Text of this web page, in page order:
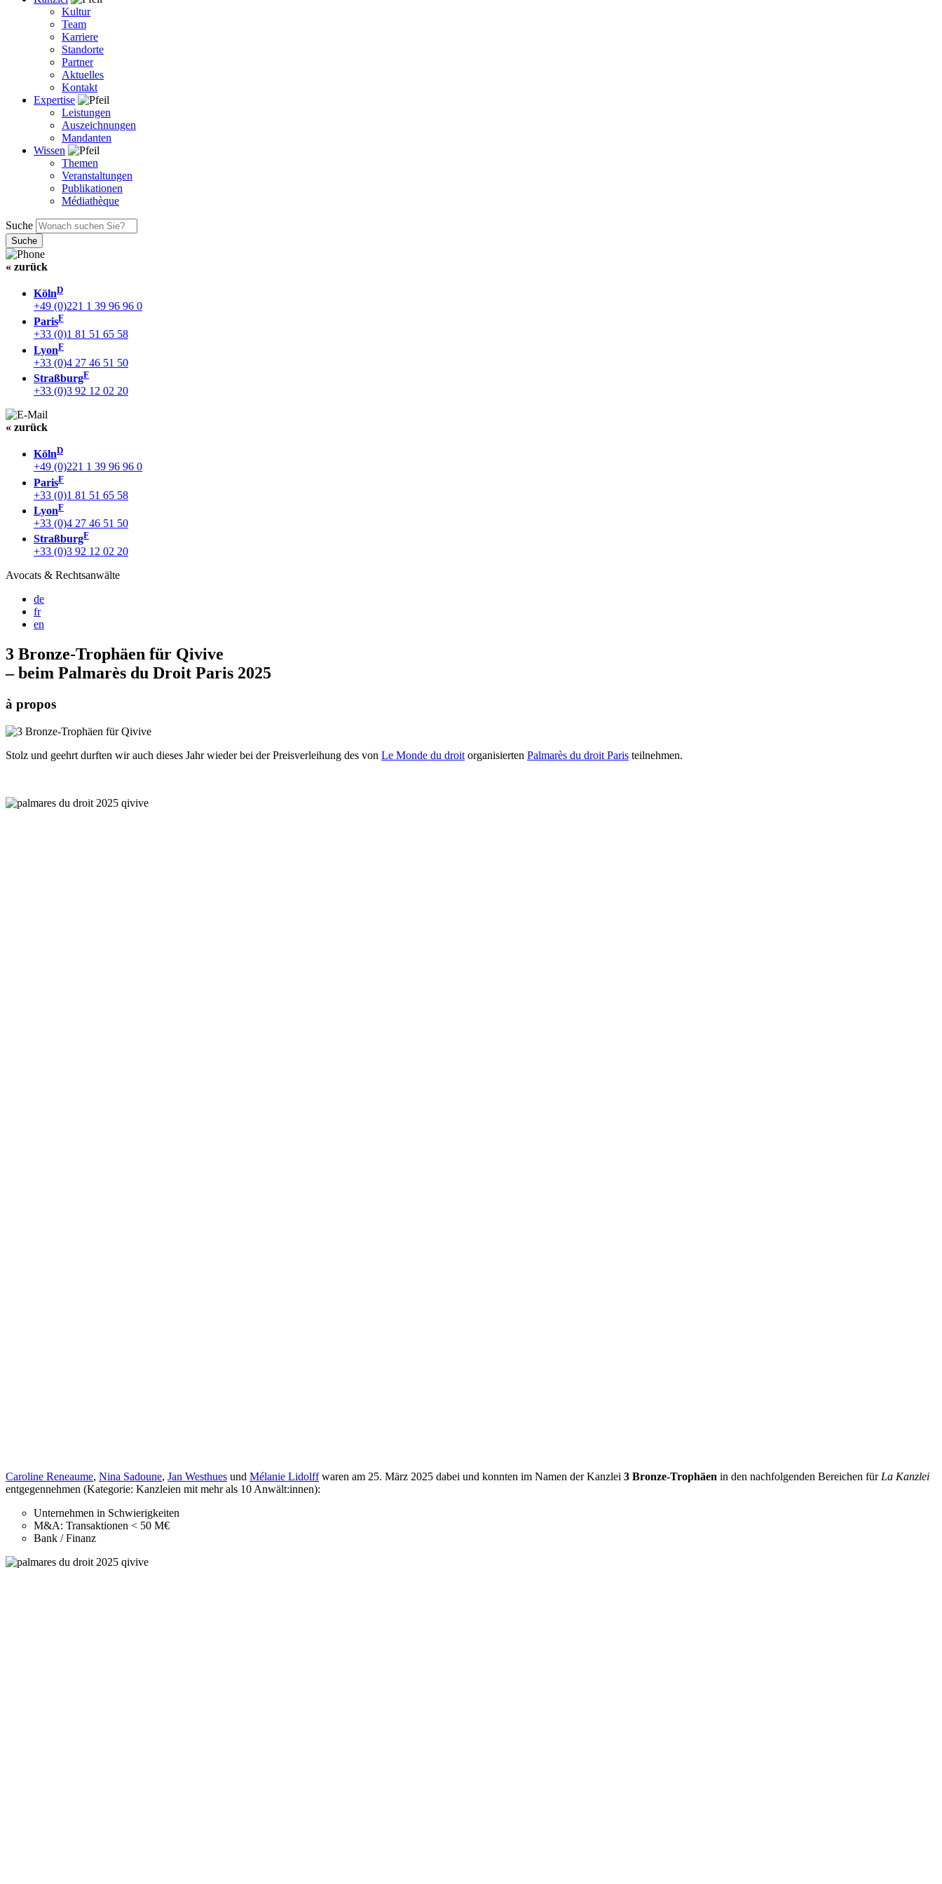
Kultur
Team
Karriere
Standorte
Partner
Aktuelles
Kontakt
Expertise
Leistungen
Auszeichnungen
Mandanten
Wissen
Themen
Veranstaltungen
Publikationen
Médiathèque
Suche
« zurück
KölnD
+49 (0)221 1 39 96 96 0
ParisF
+33 (0)1 81 51 65 58
LyonF
+33 (0)4 27 46 51 50
StraßburgF
+33 (0)3 92 12 02 20
« zurück
KölnD
+49 (0)221 1 39 96 96 0
ParisF
+33 (0)1 81 51 65 58
LyonF
+33 (0)4 27 46 51 50
StraßburgF
+33 (0)3 92 12 02 20
Avocats & Rechtsanwälte
de
fr
en
3 Bronze-Trophäen für Qivive
– beim Palmarès du Droit Paris 2025
à propos
Stolz und geehrt durften wir auch dieses Jahr wieder bei der Preisverleihung des von Le Monde du droit organisierten Palmarès du droit Paris teilnehmen.
Caroline Reneaume, Nina Sadoune, Jan Westhues und Mélanie Lidolffwaren am 25. März 2025 dabei und konnten im Namen der Kanzlei 3 Bronze-Trophäen in den nachfolgenden Bereichen für La Kanzlei
entgegennehmen (Kategorie: Kanzleien mit mehr als 10 Anwält:innen):
Unternehmen in Schwierigkeiten
M&A: Transaktionen < 50 M€
Bank / Finanz